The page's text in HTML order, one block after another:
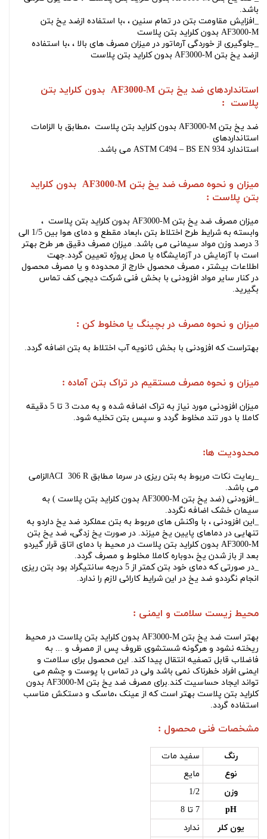
باشد.
_افزایش مقاومت بتن در تمام سنین ، ،با استفاده ازضد یخ بتن
AF3000-M بدون کلراید بتن پلاست
_جلوگیری از خوردگی آرماتور در میزان مصرف های بالا ، ،با استفاده
ازضد یخ بتن AF3000-M بدون کلراید بتن پلاست
استانداردهای ضد یخ بتن AF3000-M بدون کلراید بتن
پلاست :
ضد یخ بتن AF3000-M بدون کلراید بتن پلاست
،مطابق با الزامات
استانداردهای
استاندارد ASTM C494 – BS EN 934
می باشد.
میزان و نحوه مصرف ضد یخ بتن AF3000-M بدون کلراید
بتن پلاست :
میزان مصرف ضد یخ بتن AF3000-M بدون کلراید بتن پلاست ،
وابسته به شرایط طرح اختلاط بتن ،ابعاد مقطع و دمای هوا بین 1/5 الی
3 درصد وزن مواد سیمانی می باشد. میزان مصرف دقیق هر طرح بهتر
است با آزمایش در آزمایشگاه یا محل پروژه تعیین گردد.جهت
اطلاعات بیشتر ، مصرف محصول خارج از محدوده و یا مصرف محصول
در کنار سایر مواد افزودنی با بخش فنی شرکت دیجی کف تماس
بگیرید.
میزان و نحوه مصرف در بچینگ یا مخلوط کن :
بهتراست که افزودنی با بخش ثانویه آب اختلاط به بتن اضافه گردد.
میزان و نحوه مصرف مستقیم در تراک بتن آماده :
میزان افزودنی مورد نیاز به تراک اضافه شده و به مدت 3 تا 5 دقیقه
کاملا با دور تند مخلوط گردد و سپس بتن تخلیه شود.
محدودیت ها:
_رعایت نکات مربوط به بتن ریزی در سرما مطابق ACI 306 Rالزامی
می باشد.
_افزودنی (ضد یخ بتن AF3000-M بدون کلراید بتن پلاست ) به
سیمان خشک اضافه نگردد.
_این افزودنی، با واکنش های مربوط به بتن عملکرد ضد یخ داردو به
تنهایی در دماهای پایین یخ میزند. در صورت یخ زدگی، ضد یخ بتن
AF3000-M بدون کلراید بتن پلاست
در محیط با دمای اتاق قرار گیردو
بعد از باز شدن یخ ،دوباره کاملا مخلوط و مصرف گردد.
_در صورتی که دمای خود بتن کمتر از 5 درجه سانتیگراد بود بتن ریزی
انجام نگرددو ضد یخ در این شرایط کارائی لازم را ندارد.
محیط زیست سلامت و ایمنی :
بهتر است ضد یخ بتن AF3000-M بدون کلراید بتن پلاست
در محیط
ریخته نشود و هرگونه شستشوی ظروف پس از مصرف و ... به
فاضلاب قابل تصفیه انتقال پیدا کند. این محصول برای سلامت و
ایمنی افراد خطرناک نمی باشد ولی در تماس با پوست و چشم می
تواند ایجاد حساسیت کند.برای مصرف
ضد یخ بتن AF3000-M بدون
کلراید بتن پلاستبهتر است که از عینک ،ماسک و دستکش مناسب
استفاده گردد.
مشخصات فنی محصول :
رنگ
سفید مات
نوع
مایع
وزن
1/2
pH
7 تا 8
یون کلر
ندارد